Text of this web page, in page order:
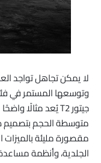
لا يمكن تجاهل تواجد
وتوسعها المستمر في
جيتور T2 يُعد مثالًا واضحًا على هذا التوجه.
متوسطة الحجم
مقصورة مليئة بالميزات
الجلدية، وأنظمة